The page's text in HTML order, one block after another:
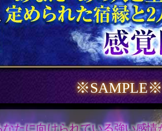
※SAMPLE※